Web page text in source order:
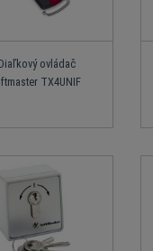
Diaľkový ovládač
TX4UNIF